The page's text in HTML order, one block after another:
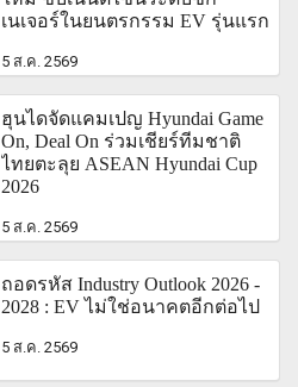
เนเจอร์ในยนตรกรรม EV รุ่นแรก
5 ส.ค. 2569
ฮุนไดจัดแคมเปญ Hyundai Game
On, Deal On ร่วมเชียร์ทีมชาติ
ไทยตะลุย ASEAN Hyundai Cup
2026
5 ส.ค. 2569
ถอดรหัส Industry Outlook 2026 -
2028 : EV ไม่ใช่อนาคตอีกต่อไป
5 ส.ค. 2569